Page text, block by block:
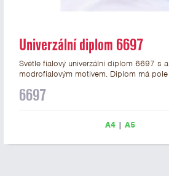
Univerzální diplom 6697
Světle fialový univerzální diplom 6697 s
modrofialovým motivem. Diplom má
diplom 6697 máme ve formátu A4 a A5.
6697
A4 |A5